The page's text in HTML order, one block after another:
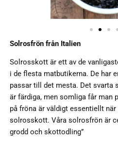
Solrosfrön från Italien
Solrosskott är ett av de
i de flesta matbutikerna. De har
passar till det mesta. Det svarta
är färdiga, men somliga får man
på fröna är väldigt essentiellt
solrosskott. Våra solrosfrön är
grodd och skottodling”